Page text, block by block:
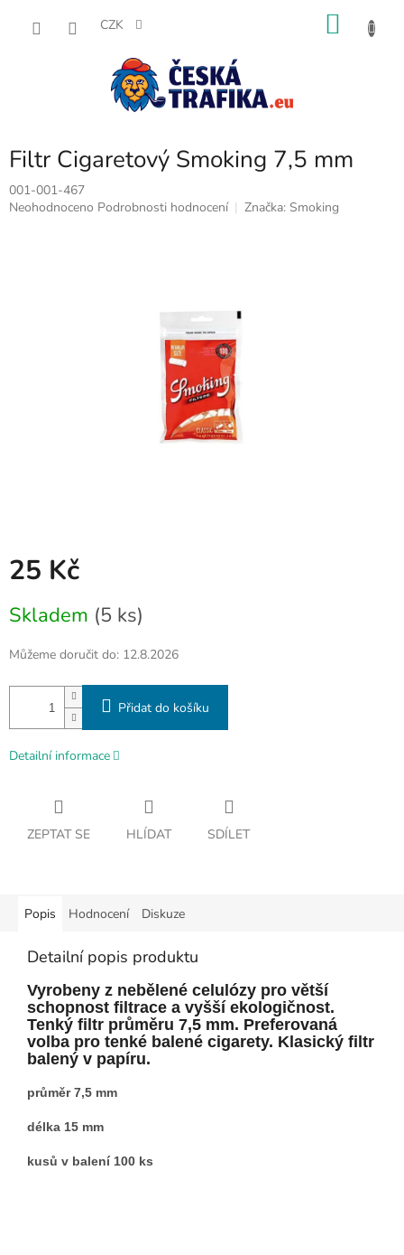
CZK
Filtr Cigaretový Smoking 7,5 mm
001-001-467
Průměrné
Neohodnoceno Podrobnosti hodnocení Značka: Smoking
25 Kč
cena:
Skladem (5 ks)
Můžeme doručit do: 12.8.2026
Přidat do košíku
Detailní informace
ZEPTAT SE HLÍDAT SDÍLET
Popis Hodnocení Diskuze
Detailní popis produktu
Vyrobeny z nebělené celulózy pro větší
schopnost filtrace a vyšší ekologičnost.
Tenký filtr průměru 7,5 mm. Preferovaná
volba pro tenké balené cigarety. Klasický filtr
balený v papíru.
průměr 7,5 mm
délka 15 mm
kusů v balení 100 ks